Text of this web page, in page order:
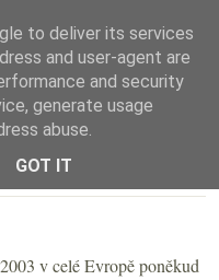
v celé Evropě poněkud
to deliver its services
and user-agent are
and security
generate usage
abuse.
GOT IT